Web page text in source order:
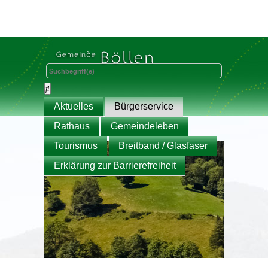
Aktuelles
Bürgerservice
Rathaus
Gemeindeleben
Tourismus
Breitband / Glasfaser
Erklärung zur Barrierefreiheit